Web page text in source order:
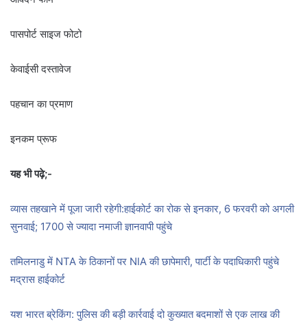
पासपोर्ट साइज फोटो
केवाईसी दस्तावेज
पहचान का प्रमाण
इनकम प्रूफ
यह भी पढ़े;-
व्यास तहखाने में पूजा जारी रहेगी:हाईकोर्ट का रोक से इनकार, 6 फरवरी को अगली
सुनवाई; 1700 से ज्यादा नमाजी ज्ञानवापी पहुंचे
तमिलनाडु में NTA के ठिकानों पर NIA की छापेमारी, पार्टी के पदाधिकारी पहुंचे
मद्रास हाईकोर्ट
यश भारत ब्रेकिंग: पुलिस की बड़ी कार्रवाई दो कुख्यात बदमाशों से एक लाख की